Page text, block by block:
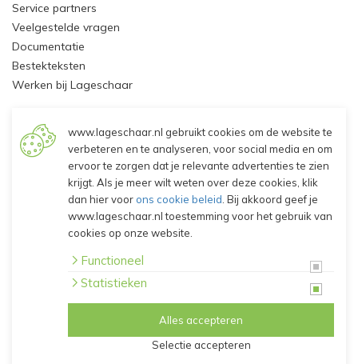
Service partners
Veelgestelde vragen
Documentatie
Bestekteksten
Werken bij Lageschaar
Mijn Account
Inloggen - Klant worden
© 2026 Lageschaar Vaste Planten B.V.
Algemene voorwaarden
Privacy verklaring
www.lageschaar.nl gebruikt cookies om de website te
verbeteren en te analyseren, voor social media en om
ervoor te zorgen dat je relevante advertenties te zien
krijgt. Als je meer wilt weten over deze cookies, klik
dan hier voor ons cookie beleid . Bij akkoord geef je
www.lageschaar.nl toestemming voor het gebruik van
cookies op onze website.
Functioneel
Statistieken
Selectie accepteren
Alles accepteren